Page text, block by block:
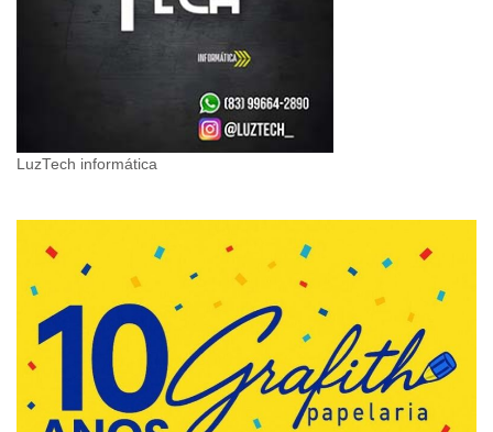
LuzTech informática